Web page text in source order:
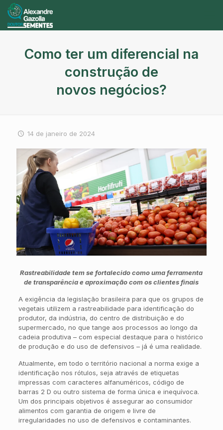
Como ter um diferencial na
construção de
novos negócios?
14 de janeiro de 2024
Rastreabilidade tem se fortalecido como uma ferramenta
de transparência e aproximação com os clientes finais
A exigência da legislação brasileira para que os grupos de
vegetais utilizem a rastreabilidade para identificação do
produtor, da indústria, do centro de distribuição e do
supermercado, no que tange aos processos ao longo da
cadeia produtiva – com especial destaque para o histórico
de produção e do uso de defensivos – já é uma realidade.
Atualmente, em todo o território nacional a norma exige a
identificação nos rótulos, seja através de etiquetas
impressas com caracteres alfanuméricos, código de
barras 2 D ou outro sistema de forma única e inequívoca.
Um dos principais objetivos é assegurar ao consumidor
alimentos com garantia de origem e livre de
irregularidades no uso de defensivos e contaminantes.